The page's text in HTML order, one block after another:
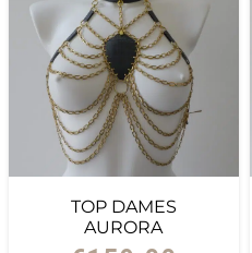
TOP DAMES
AURORA